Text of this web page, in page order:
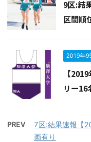
9区:結
区間順
2019年
【
リー
PREV
7区:結果速報【
画有り